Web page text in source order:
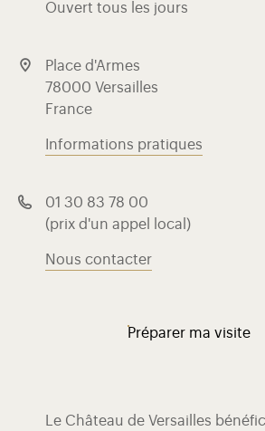
Ouvert tous les jours
Place d'Armes
78000 Versailles
France
Informations pratiques
01 30 83 78 00
(prix d'un appel local)
Nous contacter
Préparer ma visite
Le Château de Versailles